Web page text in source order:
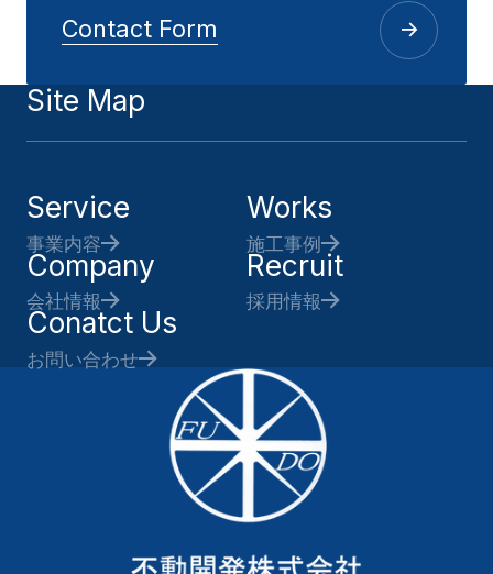
Contact Form
Site Map
Service
事業内容
Works
施工事例
Company
会社情報
Recruit
採用情報
Conatct Us
お問い合わせ